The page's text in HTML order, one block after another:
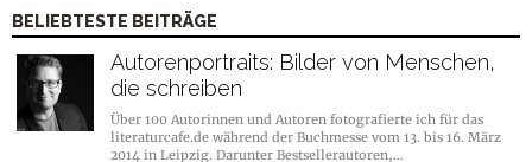
BELIEBTESTE BEITRÄGE
Autorenportraits: Bilder von Menschen,
die schreiben
Über 100 Autorinnen und Autoren fotografierte ich für das
literaturcafe.de während der Buchmesse vom 13. bis 16. März
2014 in Leipzig. Darunter Bestsellerautoren,…